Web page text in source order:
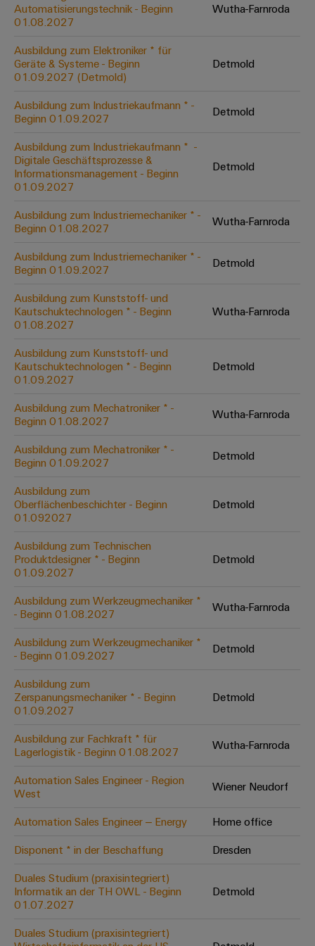
Verbindungslösungen
für
Konventionelle
Energieerzeugung
Zukunftssicherheit
für
bewährte
Maschinenbau
Lösungen
für
verschiedene
Segmente
der
und
Fabrikautomation
Öl
&
Sicherer
Betrieb
mit
Lösungen
für
Prozessindustrie
Mehr
Ressourceneffizienz
durch
Schaltschrankbau
Lösungen
die
Herausforderungen
Schaltschrankbau
Moderne
und
digitale
für
klimafreundliche
im
Schiffbau
Verbindungslösungen
die
maritime
Industrie
Wasseraufbereitung
Systeme
Lösungen
Dezentrale
Automatisierung
Lösungen
IIoT
&
Automation
Software
Industrial
Industrial
Automation
Industrial
IoT
Industrial
Security
Industrial
Service
Platform
easyConnect
Regler
Gerätehersteller
Leiterplattensteckverbinder
&
PCB
Services
Equipment
(OEM)
Elektronikgehäuse
Blitz-
und
Überspannungsschutz
PV
Feldbusverteiler
Automatisierung
&
Software
I/O-
Systeme
Industrial
Ethernet
Touch-
Panels
Engineering-
Visualisierungstools
Energiemessung
und
Smart
Metering
Weidmüller
AI
Access
&
Services
Industrial
Platform
easyConnect
Werkstatt
&
Technischer
Support
Umweltbezogene
Produktkonformität
Engineering
Daten
Technische
Produktkataloge
Reparatur
und
Ersatzteile
Trainings
Webinare
PSIRT
Digitale
Bestellmöglichkeiten
eShop
OCI-
EDI-
Schnittstelle
ALLE
SERVICES
Pressekontakt
Unsere
IIoT
and
Partner
Netzwerk
IIoT
Automation
Solution
finden
Solution
Partner
-
Systemintegratoren
Messen
&
Globale
Messen
&
Events
Offene
Ausbildungs-
und
Studienplätze
Aktuelle
Termine
Workshops
für
Schulklassen
Stellenbörse
Entwicklung
Karriere auf
neues
Distribution
Automatisierungstechnik - Beginn
01.08.2027
Wutha-Farnroda
Ausbildung zum Elektroniker * für
Geräte & Systeme - Beginn
01.09.2027 (Detmold)
Detmold
Ausbildung zum Industriekaufmann * -
Beginn 01.09.2027
Detmold
Ausbildung zum Industriekaufmann * ​ -
Digitale Geschäftsprozesse &
Informationsmanagement - Beginn
01.09.2027
Detmold
Ausbildung zum Industriemechaniker * -
Beginn 01.08.2027
Wutha-Farnroda
Ausbildung zum Industriemechaniker * -
Beginn 01.09.2027
Detmold
Ausbildung zum Kunststoff- und
Kautschuktechnologen * - Beginn
01.08.2027
Wutha-Farnroda
Ausbildung zum Kunststoff- und
Kautschuktechnologen * - Beginn
01.09.2027
Detmold
Ausbildung zum Mechatroniker * -
Beginn 01.08.2027
Wutha-Farnroda
Ausbildung zum Mechatroniker * -
Beginn 01.09.2027
Detmold
Ausbildung zum
Oberflächenbeschichter - Beginn
01.092027
Detmold
Ausbildung zum Technischen
Produktdesigner * - Beginn
01.09.2027
Detmold
Ausbildung zum Werkzeugmechaniker *
- Beginn 01.08.2027
Wutha-Farnroda
Ausbildung zum Werkzeugmechaniker *
- Beginn 01.09.2027
Detmold
Ausbildung zum
Zerspanungsmechaniker * - Beginn
01.09.2027
Detmold
Ausbildung zur Fachkraft * für
Lagerlogistik - Beginn 01.08.2027
Wutha-Farnroda
Automation Sales Engineer - Region
West
Wiener Neudorf
Automation Sales Engineer – Energy
Home office
Disponent * in der Beschaffung
Dresden
Duales Studium (praxisintegriert)
Informatik an der TH OWL - Beginn
01.07.2027
Detmold
Duales Studium (praxisintegriert)